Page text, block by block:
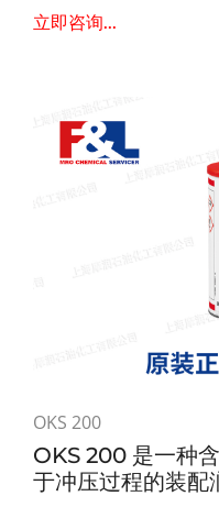
立即咨询...
OKS 200
OKS 200 是一种
于冲压过程的装配